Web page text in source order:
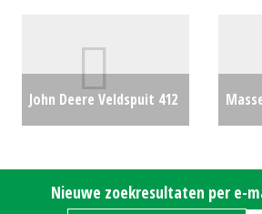
(SB)
John Deere Veldspuit 412
Nieuwe zoekresultaten per e-